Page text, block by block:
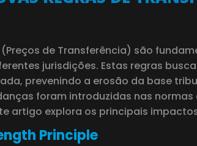
(Preços de Transferência) são
jurisdições. Estas regras
prevenindo a erosão da base
foram introduzidas nas
artigo explora os principais
Principle